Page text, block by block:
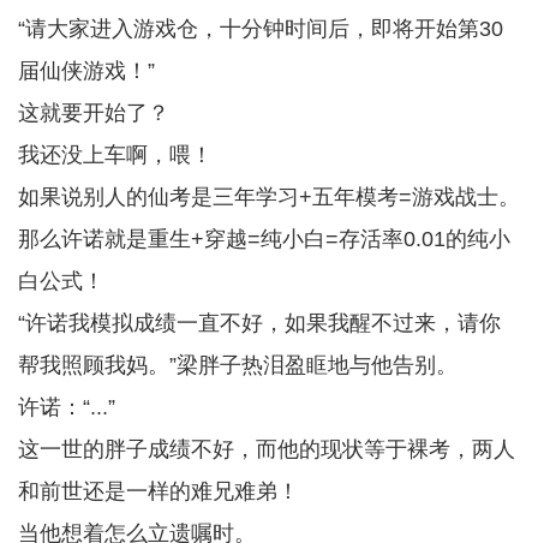
“请大家进入游戏仓，十分钟时间后，即将开始第30
届仙侠游戏！”
这就要开始了？
我还没上车啊，喂！
如果说别人的仙考是三年学习+五年模考=游戏战士。
那么许诺就是重生+穿越=纯小白=存活率0.01的纯小
白公式！
“许诺我模拟成绩一直不好，如果我醒不过来，请你
帮我照顾我妈。”梁胖子热泪盈眶地与他告别。
许诺：“...”
这一世的胖子成绩不好，而他的现状等于裸考，两人
和前世还是一样的难兄难弟！
当他想着怎么立遗嘱时。